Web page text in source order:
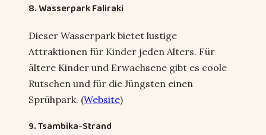
8. Wasserpark Faliraki
Dieser Wasserpark bietet lustige
Attraktionen für Kinder jeden Alters. Für
ältere Kinder und Erwachsene gibt es coole
Rutschen und für die Jüngsten einen
Sprühpark. (Website)
9. Tsambika-Strand